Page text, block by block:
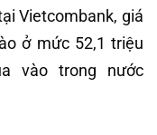
Vietcombank, giá
ở mức 52,1 triệu
vào trong nước